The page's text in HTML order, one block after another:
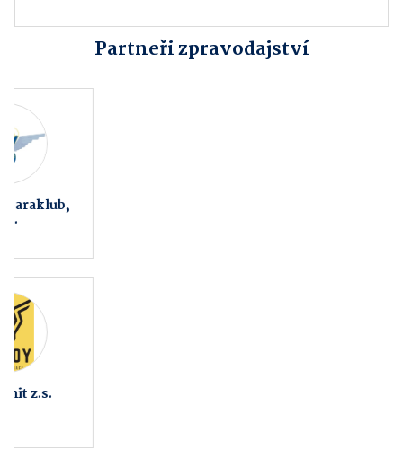
Partneři zpravodajství
Pavlovice u Přerova
Městské informační